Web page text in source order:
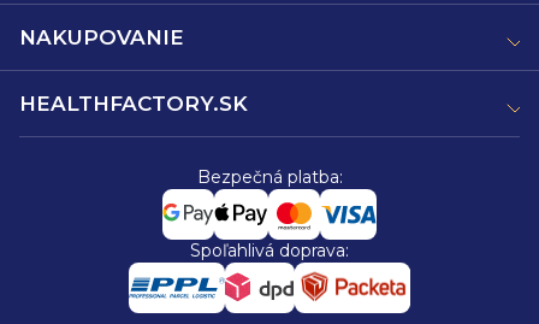
NAKUPOVANIE
HEALTHFACTORY.SK
Bezpečná platba:
Spoľahlivá doprava: